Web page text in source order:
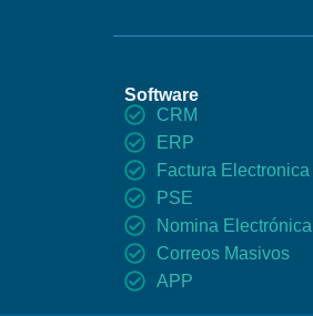
Software
CRM
ERP
Factura Electronica
PSE
Nomina Electrónica
Correos Masivos
APP